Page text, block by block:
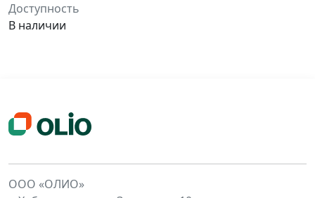
Доступность
В наличии
ООО «ОЛИО»